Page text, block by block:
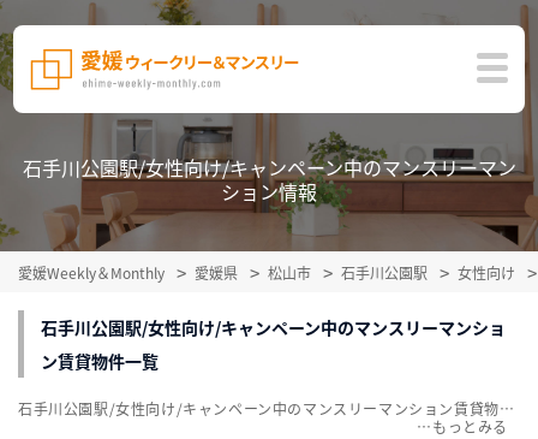
石手川公園駅/女性向け/キャンペーン中のマンスリーマン
ション情報
愛媛Weekly＆Monthly 愛媛県 松山市 石手川公園駅 女性向け
石手川公園駅/女性向け/キャンペーン中のマンスリーマンショ
ン賃貸物件一覧
石手川公園駅/女性向け/キャンペーン中のマンスリーマンション賃貸物件一覧を掲載中。敷金・礼金無料、家具・家電付をご紹介。こだわり条件での絞込みも簡単！
…